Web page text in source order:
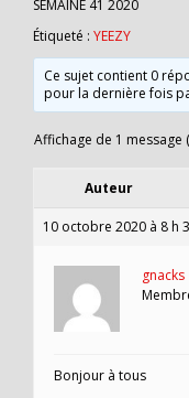
SEMAINE 41 2020
Étiqueté : YEEZY
Ce sujet contient 0
pour la dernière fois
Affichage de 1 message
Auteur
10 octobre 2020 à 8 h
gnacks
Bonjour à tous